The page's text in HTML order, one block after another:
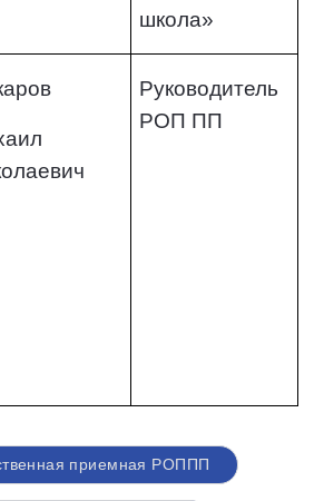
школа»
Руководитель
РОП ПП
приемная РОППП